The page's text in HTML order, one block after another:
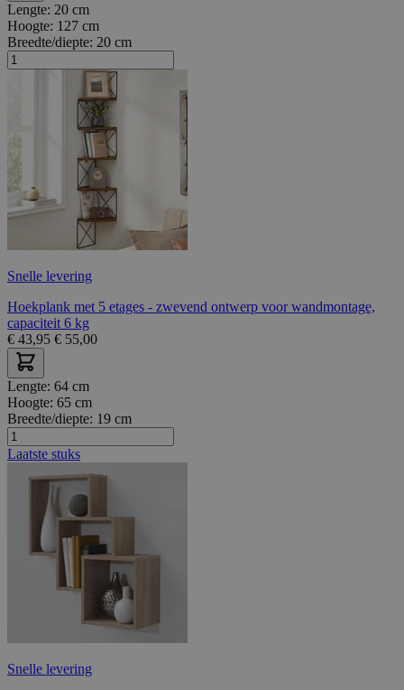
Lengte: 20 cm
Hoogte: 127 cm
Breedte/diepte: 20 cm
Snelle levering
Hoekplank met 5 etages - zwevend ontwerp voor wandmontage,
capaciteit 6 kg
€ 43,95 € 55,00
Lengte: 64 cm
Hoogte: 65 cm
Breedte/diepte: 19 cm
Laatste stuks
Snelle levering